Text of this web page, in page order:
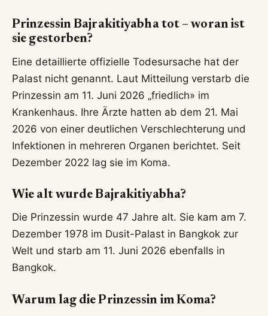
Prinzessin Bajrakitiyabha tot – woran ist
sie gestorben?
Eine detaillierte offizielle Todesursache hat der
Palast nicht genannt. Laut Mitteilung verstarb die
Prinzessin am 11. Juni 2026 „friedlich» im
Krankenhaus. Ihre Ärzte hatten ab dem 21. Mai
2026 von einer deutlichen Verschlechterung und
Infektionen in mehreren Organen berichtet. Seit
Dezember 2022 lag sie im Koma.
Wie alt wurde Bajrakitiyabha?
Die Prinzessin wurde 47 Jahre alt. Sie kam am 7.
Dezember 1978 im Dusit-Palast in Bangkok zur
Welt und starb am 11. Juni 2026 ebenfalls in
Bangkok.
Warum lag die Prinzessin im Koma?